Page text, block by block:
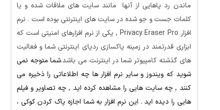
ماندن رد پاهایی از آنها مانند سایت های ملاقات شده و یا
کلمات جست و جو شده در سایت های اینترنتی بوده است . نرم
افزار Privacy Eraser Pro , یکی از نرم افزارهای امنیتی است که
ابزاری قدرتمند در زمینه پاکسازی ردپای اینترنتی شما و فعالیت
های گذشته کامپیوتر شما در اینترنت می باشد.شما متوجه نمی
شوید که ویندوز و سایر نرم افزار ها چه اطلاعاتی را ذخیره می
کنند , چه سایت هایی را مشاهده کرده اید , چه تصاویر و فیلم
هایی را دیده اید . این نرم افزار به شما اجازه پاک کردن کوکی ،